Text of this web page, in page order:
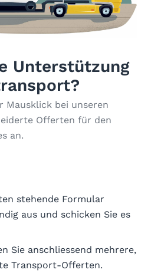
Unterstützung
Mausklick bei unseren
Offerten für den
an.
stehende Formular
aus und schicken Sie es
Sie anschliessend mehrere,
Transport-Offerten.